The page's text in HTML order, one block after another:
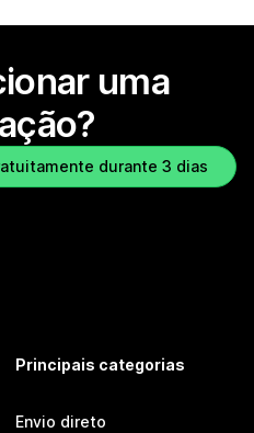
uma
durante 3 dias
Principais categorias
Envio direto